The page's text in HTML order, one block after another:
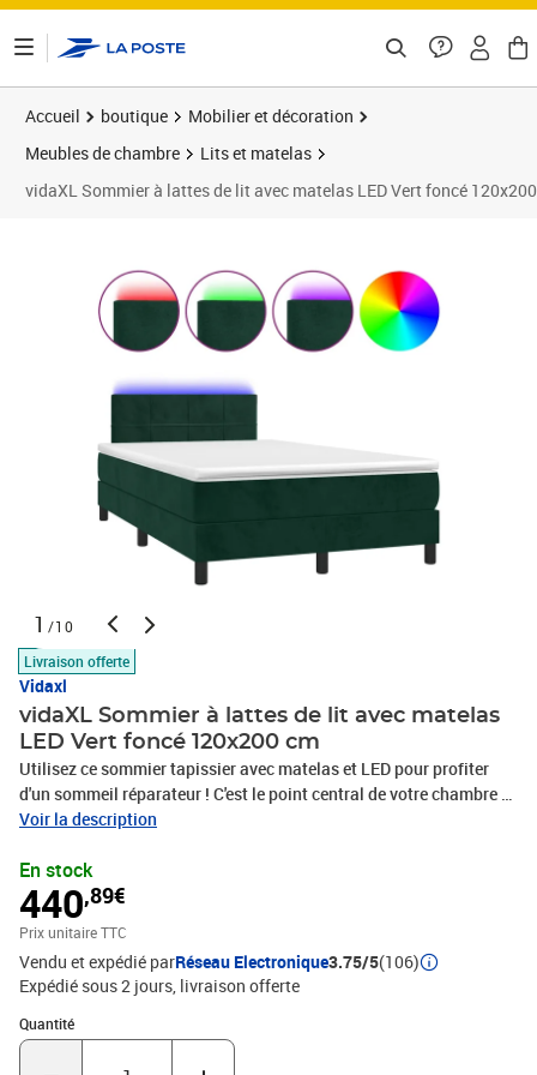
Accueil boutique
Mobilier et décoration
Meubles de chambre
Lits et matelas
vidaXL Sommier à lattes de lit avec matelas LED Vert foncé
1 /10
Livraison offerte
Vidaxl
vidaXL Sommier à lattes de lit avec matelas
LED Vert foncé 120x200 cm
Utilisez ce sommier tapissier avec matelas et LED pour profiter
d'un sommeil réparateur ! C'est le point central de votre chambre à
coucher. Velours doux : le velours est un tissu doux et luxueux qui
ont une touche lisse. Le tissu en velours présente un toucher doux
distinctif, ce qui le rend confortable au toucher.Tête de lit pratique
: la tête de lit est réglable en hauteur selon vos préférences. La tête
de lit vous offre un excellent soutien du dos lorsque vous êtes
assis dans votre lit pour lire ou regarder la télévision.Bande LED
colorée : apportez de l'éclairage dans l'obscurité avec des lumières
LED colorées !Matelas à ressorts ensachés : le ressort ensaché
individuel intégré est connu pour sa très haute qualité tout en
Voir la description
En stock
440,89€
Prix unitaire TTC
Vendu et expédié parRéseau Electronique3.75/5(106)
Expédié sous 2 jours livraison offerte
Quantité
Quantité : 1